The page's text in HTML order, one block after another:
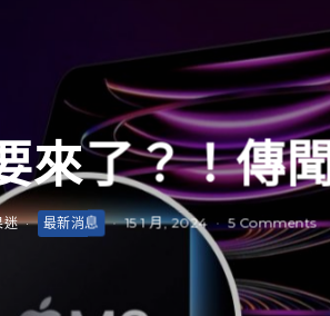
了？！傳
迷 · 最新消息 · 15 1 月, 2024 · 5 Comments